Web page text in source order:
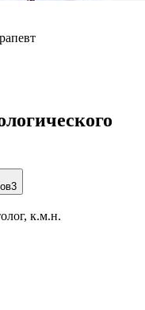
3
к.м.н.